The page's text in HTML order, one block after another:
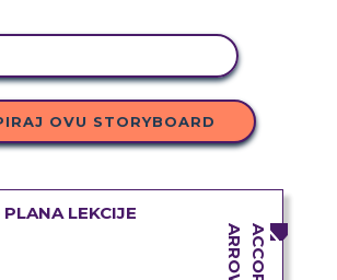
OVU STORYBOARD
PLANA LEKCIJE